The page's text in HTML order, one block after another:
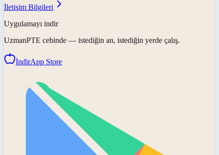
İletişim Bilgileri
Uygulamayı indir
UzmanPTE cebinde — istediğin an, istediğin yerde çalış.
İndirApp Store